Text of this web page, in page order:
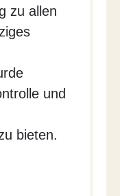
zu allen
und
bieten.